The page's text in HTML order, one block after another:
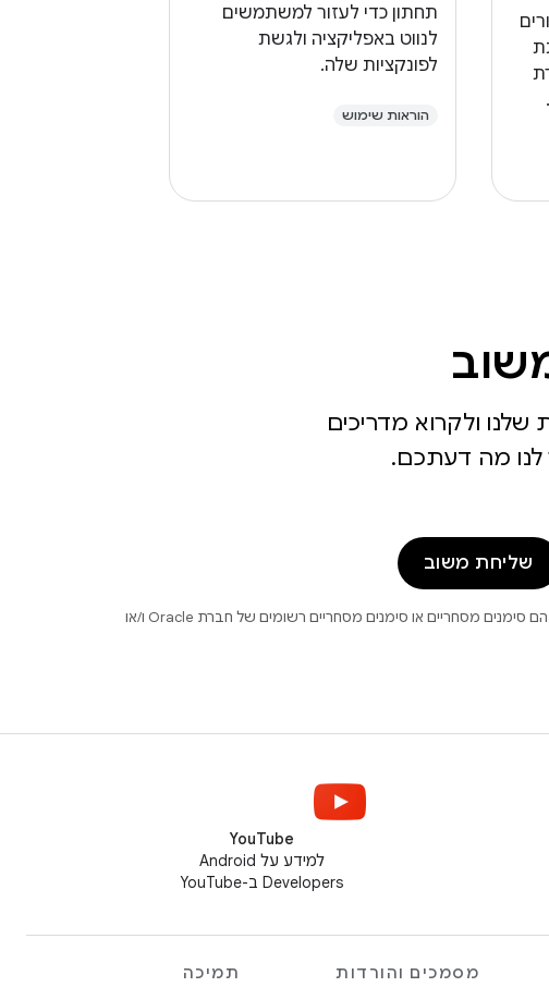
תחתון כדי לעזור למשתמשים
לנווט באפליקציה ולגשת
לפונקציות שלה.
הוראות שימוש
ולקרוא מדריכים
לנו מה דעתכם.
שליחת משוב
.‏ Java ו-OpenJDK הם סימנים מסחריים או סימנים מסחריים רשומים של חברת Oracle ו/או
YouTube
למידע על Android
Developers ב-YouTube
מסמכים והורדות תמיכה